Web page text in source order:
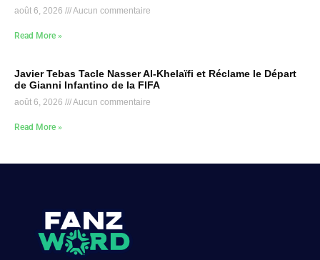
août 6, 2026 Aucun commentaire
Read More »
Javier Tebas Tacle Nasser Al-Khelaïfi et Réclame le Départ
de Gianni Infantino de la FIFA
août 6, 2026 Aucun commentaire
Read More »